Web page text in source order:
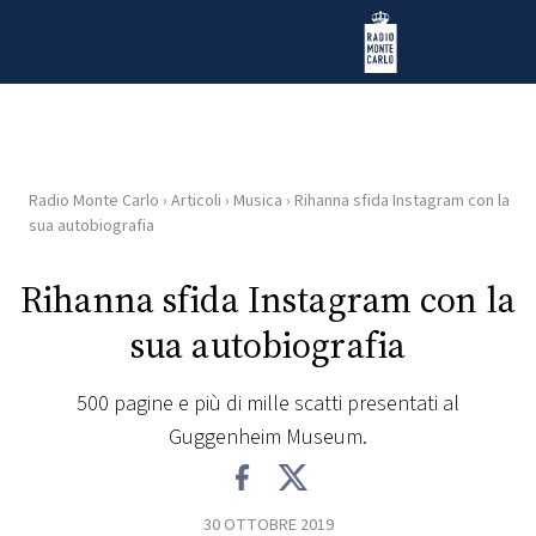
Radio Monte Carlo
HOME
RADIO
Radio Monte Carlo › Articoli › Musica › Rihanna sfida Instagram con la
sua autobiografia
Rihanna sfida Instagram con la
sua autobiografia
500 pagine e più di mille scatti presentati al
Guggenheim Museum.
30 OTTOBRE 2019